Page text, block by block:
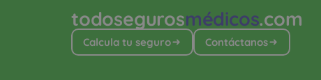
todosegurosmédicos.com
Calcula tu seguro Contáctanos